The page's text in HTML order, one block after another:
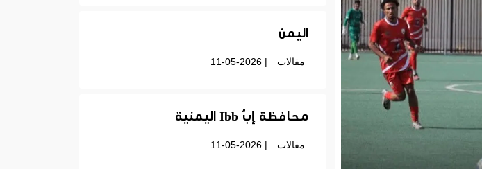
اليمن
مقالات | 11-05-2026
محافظة إبّ Ibb اليمنية
مقالات | 11-05-2026